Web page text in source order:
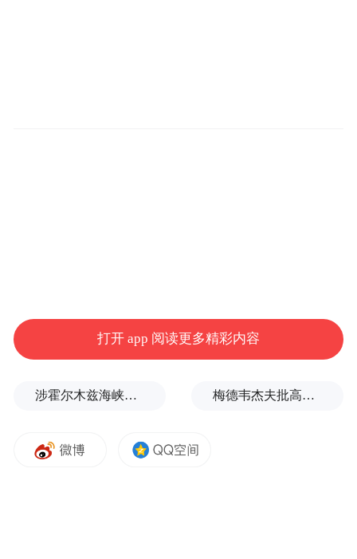
打开 app 阅读更多精彩内容
涉霍尔木兹海峡，伊朗与阿曼被曝达成临时协议框架 梅德韦杰夫批高市早苗不提当年是谁轰炸广岛和长崎：真是耻辱